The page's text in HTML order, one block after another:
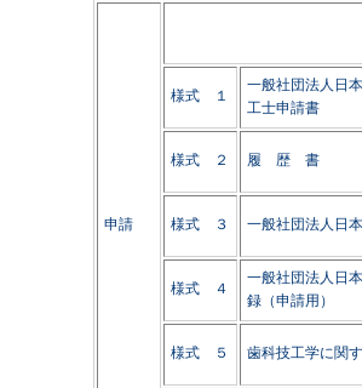
申請
様式 １
一般社団法人日
工士申請書
様式 ２ 履 歴 書
様式 ３ 一般社団法人日
様式 ４
一般社団法人日
録（申請用）
様式 ５ 歯科技工学に関